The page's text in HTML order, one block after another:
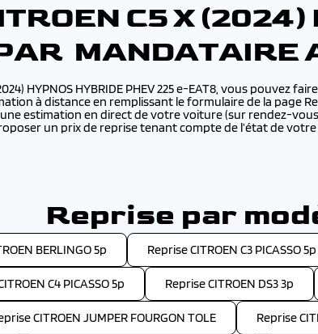
C5 X
MANDATAIRE
HYPNOS HYBRIDE PHEV 225 e-EAT8, vous pouvez
à distance en remplissant le formulaire de la
estimation en direct de votre voiture (sur rendez-
proposer un prix de reprise tenant compte de l’état de
Reprise par
BERLINGO 5p Reprise CITROEN C3 PICASSO 5p
C4 PICASSO 5p Reprise CITROEN DS3 3p
CITROEN JUMPER FOURGON TOLE Reprise